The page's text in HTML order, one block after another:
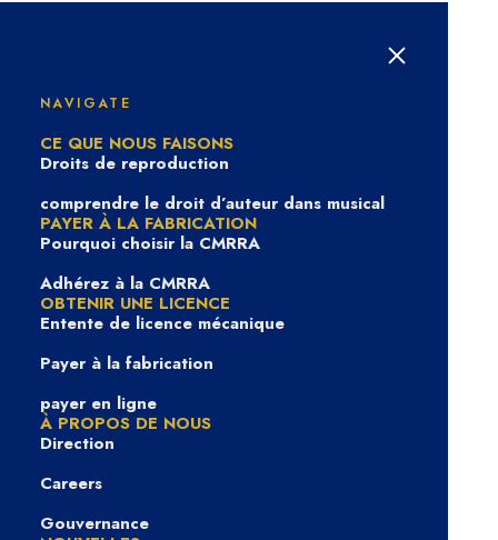
NAVIGATE
CE QUE NOUS FAISONS
Droits de reproduction
comprendre le droit d’auteur dans musical
PAYER À LA FABRICATION
Pourquoi choisir la CMRRA
Adhérez à la CMRRA
OBTENIR UNE LICENCE
Entente de licence mécanique
Payer à la fabrication
payer en ligne
À PROPOS DE NOUS
Direction
Careers
Gouvernance
Comment pouvons-
nous vous aider ?